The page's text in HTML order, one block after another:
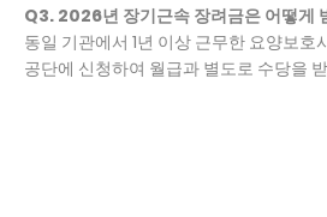
Q3. 2026년 장기근속 장려금은 어떻게
동일 기관에서 1년 이상 근무한 요양보호
공단에 신청하여 월급과 별도로 수당을